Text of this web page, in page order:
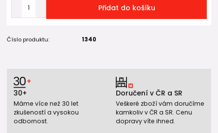
Přidat do košíku
Číslo produktu: 1340
30+
Máme více než 30 let
zkušeností a vysokou
odbornost.
Doručení v ČR a SR
Veškeré zboží vám doručíme
kamkoliv v ČR a SR. Cenu
dopravy víte ihned.